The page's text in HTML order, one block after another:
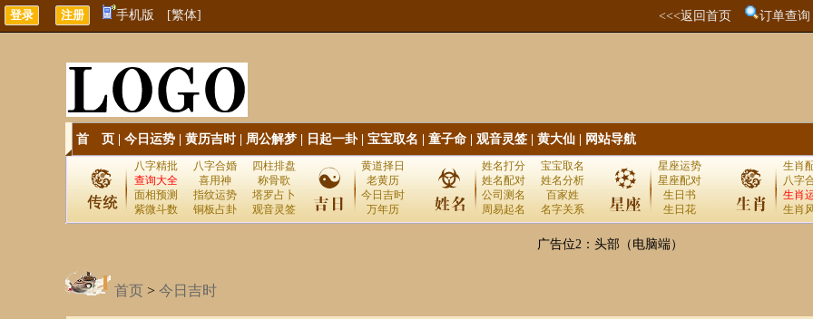
手机版 [繁体] <<<返回首页 订单查询
首 页 今日运势 黄历吉时| 周公解梦 日起一卦| 宝宝取名 童子命 观音灵签 黄大仙 网站导航
八字精批 八字合婚
四柱排盘
查询大全
喜用神
称骨歌
面相预测
指纹运势
塔罗占卜
紫微斗数
铜板占卦 观音灵签
黄道择日
老黄历
今日吉时
万年历
姓名打分
宝宝取名
姓名配对
姓名分析
公司测名
百家姓
周易起名
名字关系
星座运势
星座配对
生日书
生日花
生肖
八字
生肖
生肖
广告位2：头部（电脑端）
首页 > 今日吉时